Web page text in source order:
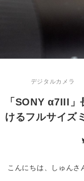
デジタルカメラ
「SONY α7III
けるフルサイズ
こんにちは、しゅんさ